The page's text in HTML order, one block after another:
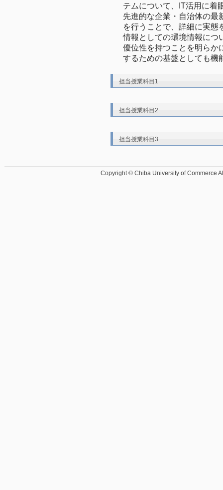
テムについて、IT活用に着
先進的な企業・自治体の最
を行うことで、詳細に実態
情報としての環境情報につ
優位性を持つことを明らか
するための基盤としても機
担当授業科目1
担当授業科目2
担当授業科目3